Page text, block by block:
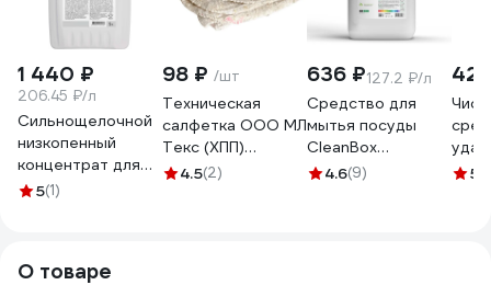
1 440 ₽
206.45 ₽/л
Сильнощелочной
низкопенный
концентрат для
очистки алюминия
5(1)
98 ₽ /шт
Техническая
салфетка ООО МЛ
Текс (ХПП)
80x100 см, серая,
4.5(2)
636 ₽127.2 ₽/л
Средство для
мытья посуды
CleanBox
Professional
4.6(9) 5
О товаре